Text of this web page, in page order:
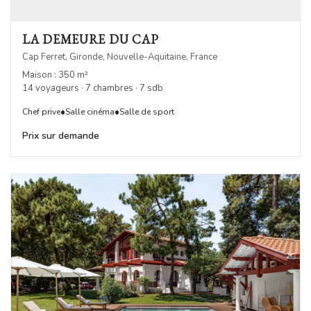
LA DEMEURE DU CAP
Cap Ferret, Gironde, Nouvelle-Aquitaine, France
Maison : 350 m²
14 voyageurs · 7 chambres · 7 sdb
Chef prive•Salle cinéma•Salle de sport
Prix sur demande